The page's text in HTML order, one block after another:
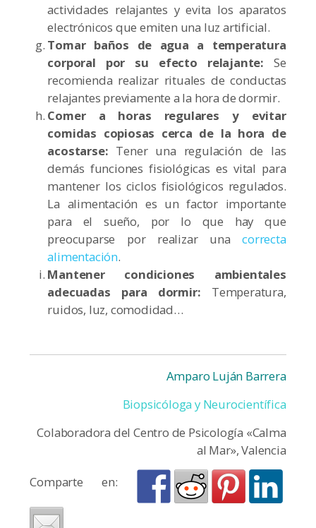
actividades relajantes y evita los aparatos
electrónicos que emiten una luz artificial.
Tomar baños de agua a temperatura
corporal por su efecto relajante: Se
recomienda realizar rituales de conductas
relajantes previamente a la hora de dormir.
Comer a horas regulares y evitar
comidas copiosas cerca de la hora de
acostarse: Tener una regulación de las
demás funciones fisiológicas es vital para
mantener los ciclos fisiológicos regulados.
La alimentación es un factor importante
para el sueño, por lo que hay que
preocuparse por realizar unacorrecta
alimentación.
Mantener condiciones ambientales
adecuadas para dormir: Temperatura,
ruidos, luz, comodidad…
Amparo Luján Barrera
Biopsicóloga y Neurocientífica
Colaboradora del Centro de Psicología «Calma
al Mar», Valencia
Comparte en: